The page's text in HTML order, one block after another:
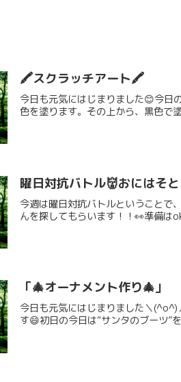
🖍️スクラッチアート🖍️
今日も元気にはじまりました😊今日
色を塗ります。その上から、黒色
曜日対抗バトル👹おにはそ
今週は曜日対抗バトルということ
んを探してもらいます！！👀準備は
「🎄オーナメント作り🎄」
今日も元気にはじまりました＼
す😄初日の今日は“サンタのブーツ”